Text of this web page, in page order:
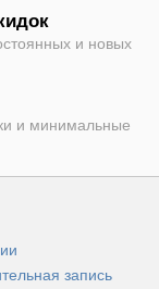
и новых
и минимальные
запись